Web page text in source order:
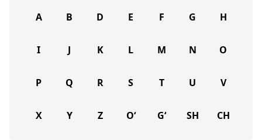
A B D E F G H
I J K L M N O
P Q R S T U V
X Y Z O‘ G‘ SH CH